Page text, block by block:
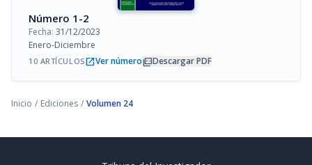
Número 1-2
Fecha: 31/12/2023
Enero-Diciembre
10 ARTÍCULOSopen_in_newVer númeropicture_as_pdfDescargar PDF
Inicio / Ediciones / Volumen 24